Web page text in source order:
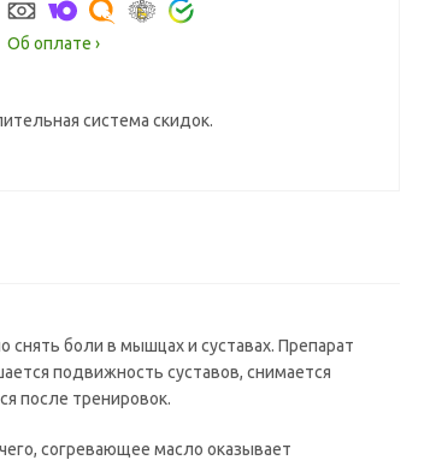
Об оплате ›
система скидок.
боли в мышцах и суставах. Препарат
подвижность суставов, снимается
после тренировок.
согревающее масло оказывает